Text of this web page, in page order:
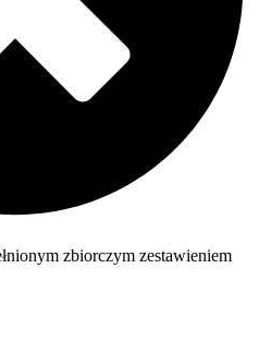
zbiorczym zestawieniem